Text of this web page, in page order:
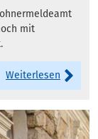
mit
Weiterlesen